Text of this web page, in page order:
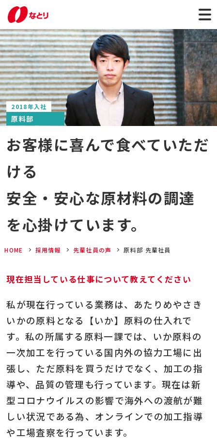
お客様に喜んで食べていただ
ける
安全・安心な原材料の調達
を心掛けています。
2018年入社
原料部
HOME 採用情報 先輩社員の声 原料部 先輩社員
現在担当している仕事について教えてください
私が現在行っている業務は、あたりめやさき
いかの原料となる【いか】原料の仕入れで
す。私の所属する原料一課では、いか原料の
一次加工を行っている国内外の協力工場に出
張し、ただ原料を買うだけでなく、加工の指
導や、品質の管理も行っています。現在は新
型コロナウイルスの影響で海外への渡航が難
しい状況である為、オンラインでの加工指導
や工場査察を行っています。